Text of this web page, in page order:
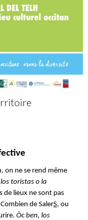
, on ne se rend même
toristas o la
de lieux ne sont pas
de SalerS, ou
Òc ben, los